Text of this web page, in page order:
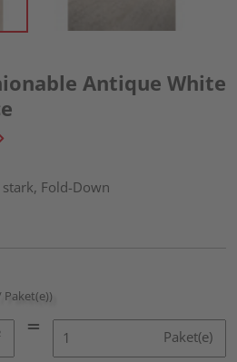
Antique White
Fold-Down
Paket(e))
Paket(e)